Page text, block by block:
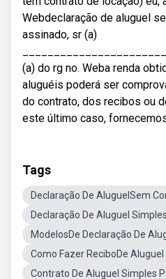
Webdeclaração de aluguel
assinado, sr (a)
(a) do rg no. Weba renda
aluguéis poderá ser
do contrato, dos recibos ou
este último caso,
Tags
Declaração De AluguelSem
Declaração De Aluguel Simples
ModelosDe Declaração De
Como Fazer ReciboDe Aluguel
Contrato De Aluguel Simples